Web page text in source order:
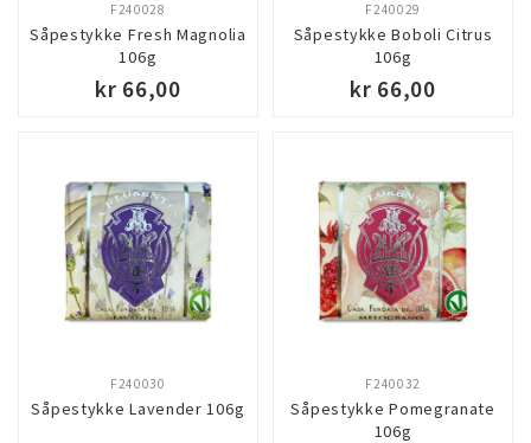
Såpestykke Fresh Magnolia
106g
F240028
kr 66,00
Såpestykke Boboli Citrus
106g
F240029
kr 66,00
Såpestykke Lavender 106g
F240030
Såpestykke Pomegranate
106g
F240032